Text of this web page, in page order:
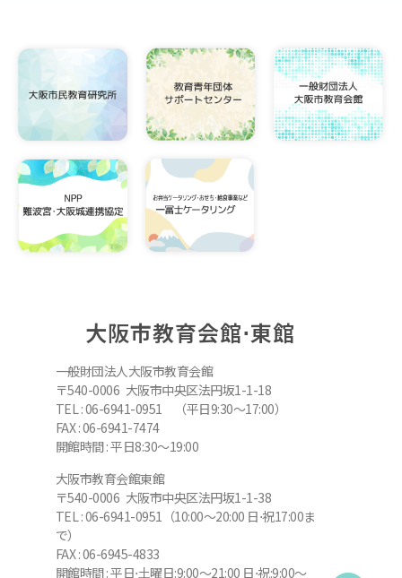
大阪市教育会館⋅東館
一般財団法人大阪市教育会館
〒540-0006 大阪市中央区法円坂1-1-18
TEL : 06-6941-0951 （平日9:30～17:00）
FAX : 06-6941-7474
開館時間 : 平日8:30～19:00
大阪市教育会館東館
〒540-0006 大阪市中央区法円坂1-1-38
TEL : 06-6941-0951（10:00～20:00 日⋅祝17:00ま
で）
FAX : 06-6945-4833
開館時間 : 平日⋅土曜日:9:00～21:00 日⋅祝:9:00～